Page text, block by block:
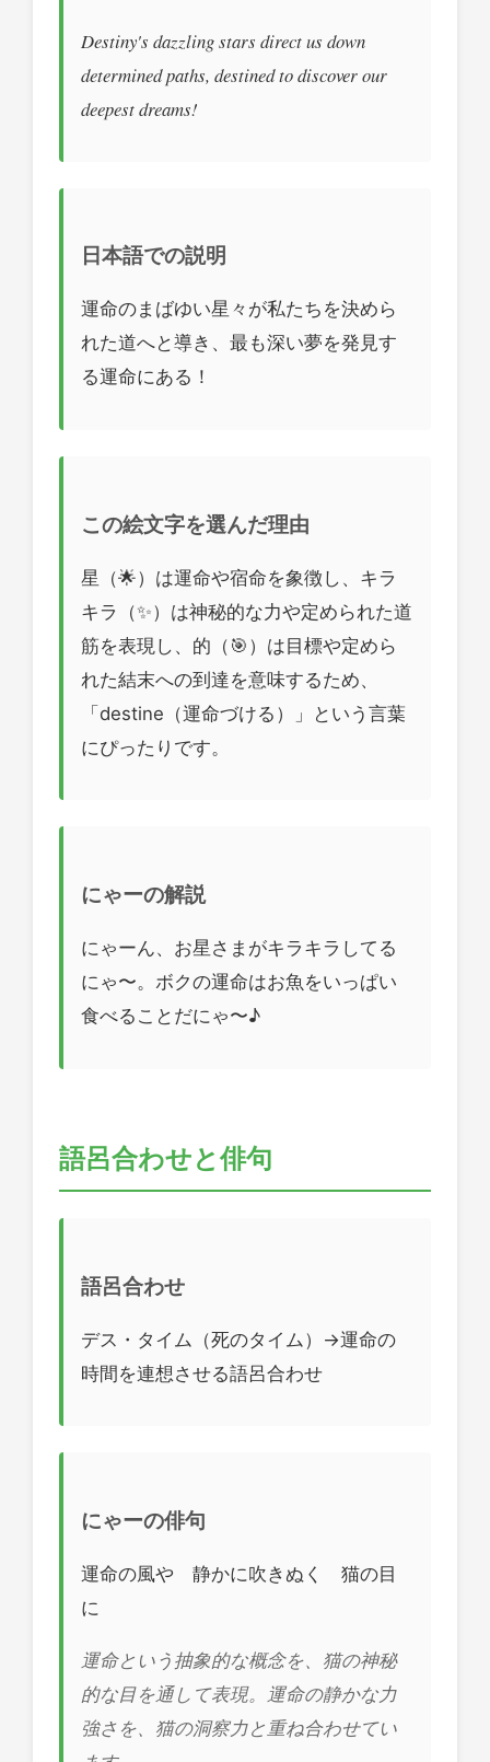
Destiny's dazzling stars direct us down
determined paths, destined to discover our
deepest dreams!
日本語での説明
運命のまばゆい星々が私たちを決めら
れた道へと導き、最も深い夢を発見す
る運命にある！
この絵文字を選んだ理由
星（🌟）は運命や宿命を象徴し、キラ
キラ（✨）は神秘的な力や定められた道
筋を表現し、的（🎯）は目標や定めら
れた結末への到達を意味するため、
「destine（運命づける）」という言葉
にぴったりです。
にゃーの解説
にゃーん、お星さまがキラキラしてる
にゃ〜。ボクの運命はお魚をいっぱい
食べることだにゃ〜♪
語呂合わせと俳句
語呂合わせ
デス・タイム（死のタイム）→運命の
時間を連想させる語呂合わせ
にゃーの俳句
運命の風や 静かに吹きぬく 猫の目
に
運命という抽象的な概念を、猫の神秘
的な目を通して表現。運命の静かな力
強さを、猫の洞察力と重ね合わせてい